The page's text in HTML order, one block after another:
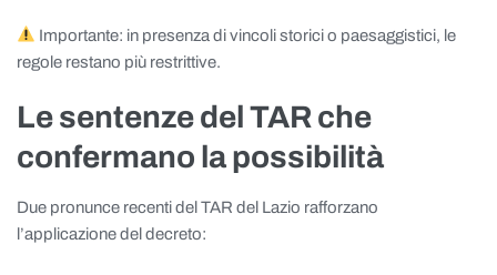
Importante: in presenza di vincoli storici o paesaggistici, le
regole restano più restrittive.
Le sentenze del TAR che
confermano la possibilità
Due pronunce recenti del TAR del Lazio rafforzano
l’applicazione del decreto: